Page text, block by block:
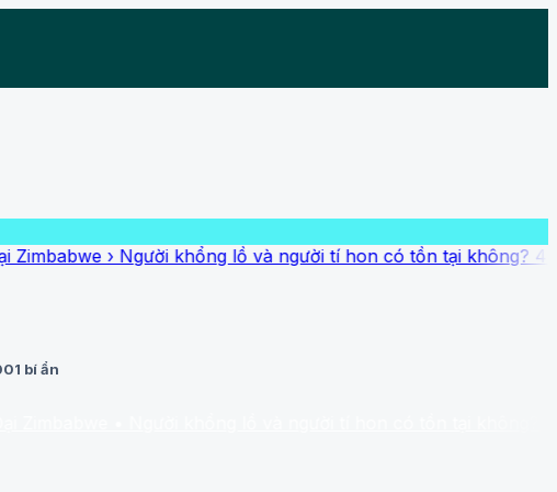
›Người khổng lồ và người tí hon có tồn tại không? 4 dấu tích
bí ẩn